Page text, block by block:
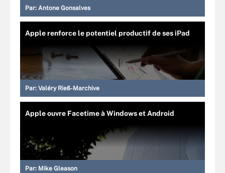
Par: Antone Gonsalves
Apple renforce le potentiel productif de ses iPad
Par: Valéry Rieß-Marchive
Apple ouvre Facetime à Windows et Android
Par: Mike Gleason